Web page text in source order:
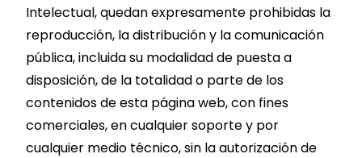
Intelectual, quedan expresamente prohibidas la
reproducción, la distribución y la comunicación
pública, incluida su modalidad de puesta a
disposición, de la totalidad o parte de los
contenidos de esta página web, con fines
comerciales, en cualquier soporte y por
cualquier medio técnico, sin la autorización de